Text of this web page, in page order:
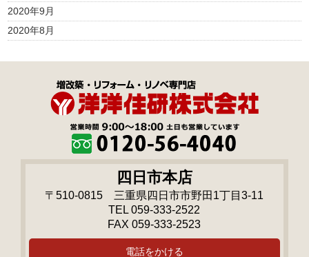
2020年9月
2020年8月
四日市本店
〒510-0815 三重県四日市市野田1丁目3-11
TEL 059-333-2522
FAX 059-333-2523
電話をかける